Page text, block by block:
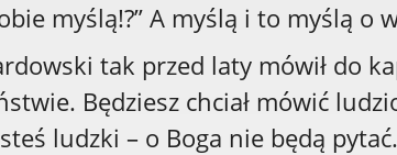
myślą!?” A myślą i to myślą
tak przed laty mówił do
Będziesz chciał mówić
ludzki – o Boga nie będą